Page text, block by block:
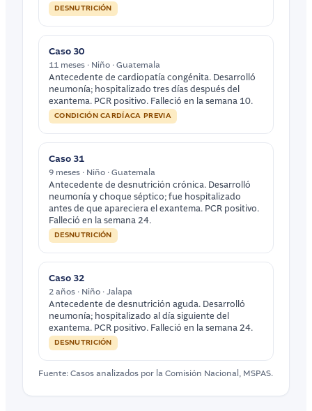
DESNUTRICIÓN
Caso 30
11 meses · Niño · Guatemala
Antecedente de cardiopatía congénita. Desarrolló
neumonía; hospitalizado tres días después del
exantema. PCR positivo. Falleció en la semana 10.
CONDICIÓN CARDÍACA PREVIA
Caso 31
9 meses · Niño · Guatemala
Antecedente de desnutrición crónica. Desarrolló
neumonía y choque séptico; fue hospitalizado
antes de que apareciera el exantema. PCR positivo.
Falleció en la semana 24.
DESNUTRICIÓN
Caso 32
2 años · Niño · Jalapa
Antecedente de desnutrición aguda. Desarrolló
neumonía; hospitalizado al día siguiente del
exantema. PCR positivo. Falleció en la semana 24.
DESNUTRICIÓN
Fuente: Casos analizados por la Comisión Nacional, MSPAS.